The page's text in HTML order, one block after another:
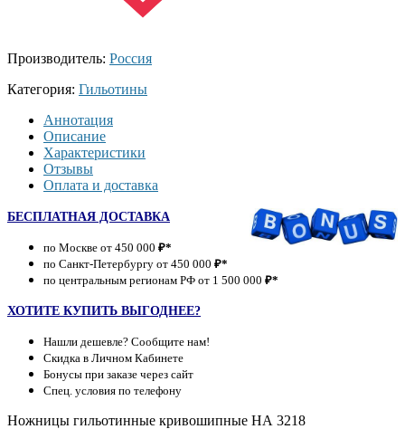
Производитель: Россия
Категория: Гильотины
Аннотация
Описание
Характеристики
Отзывы
Оплата и доставка
БЕСПЛАТНАЯ ДОСТАВКА
по Москве от 450 000 ₽*
по Санкт-Петербургу от 450 000 ₽*
по центральным регионам РФ от 1 500 000 ₽*
ХОТИТЕ КУПИТЬ ВЫГОДНЕЕ?
Нашли дешевле? Сообщите нам!
Скидка в Личном Кабинете
Бонусы при заказе через сайт
Спец. условия по телефону
Ножницы гильотинные кривошипные НА 3218